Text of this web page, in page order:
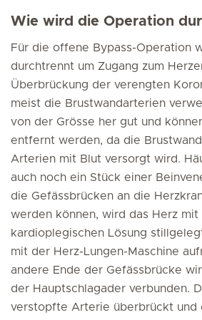
Wie wird die Operation
Für die offene Bypass-Operation
durchtrennt um Zugang zum
Überbrückung der verengten
meist die Brustwandarterien
von der Grösse her gut und
entfernt werden, da die
Arterien mit Blut versorgt wird.
auch noch ein Stück einer
die Gefässbrücken an die
werden können, wird das Herz mit
kardioplegischen Lösung
mit der Herz-Lungen-Maschine
andere Ende der Gefässbrücke
der Hauptschlagader verbunden.
verstopfte Arterie überbrückt und